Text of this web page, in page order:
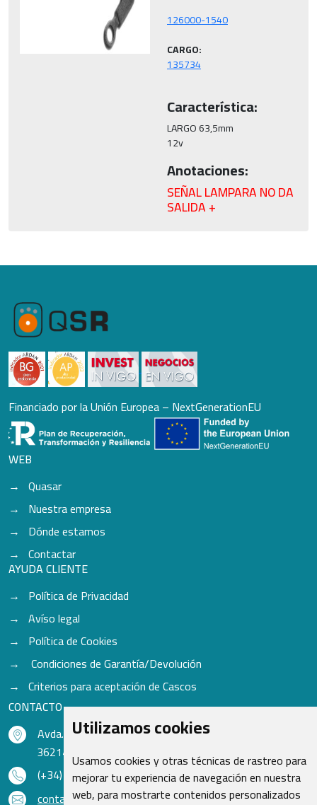
Utilizamos cookies
Usamos cookies y otras técnicas de rastreo para
mejorar tu experiencia de navegación en nuestra
web, para mostrarte contenidos personalizados
CARGO:
Característica:
LARGO 63,5mm
12v
Anotaciones:
SEÑAL LAMPARA NO DA
SALIDA +
Financiado por la Unión Europea – NextGenerationEU
WEB
Quasar
Nuestra empresa
Dónde estamos
Contactar
AYUDA CLIENTE
Política de Privacidad
Avíso legal
Política de Cookies
Condiciones de Garantía/Devolución
Criterios para aceptación de Cascos
CONTACTO
Avda. do Freixo - Sardoma, 13
36214 Vigo - Pontevedra - España
(+34) 986 48 16 33
contacto@qsr.es